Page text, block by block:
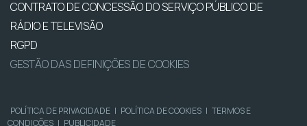
CONTRATO DE CONCESSÃO DO SERVIÇO PÚBLICO DE
RÁDIO E TELEVISÃO
RGPD
GESTÃO DAS DEFINIÇÕES DE COOKIES
POLÍTICA DE PRIVACIDADE | POLÍTICA DE COOKIES | TERMOS E
CONDIÇÕES | PUBLICIDADE